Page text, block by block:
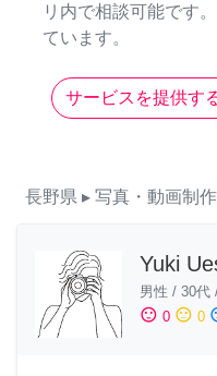
リ内で相談可能です
ています。
サービスを提供す
長野県 ▸ 写真・動画制作
Yuki
男性 / 30代
sentiment_satisfied 0 sentiment_neutral 0